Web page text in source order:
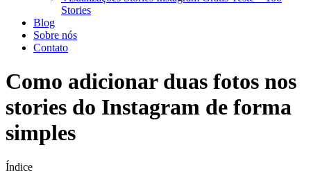
Stories
Blog
Sobre nós
Contato
Como adicionar duas fotos nos
stories do Instagram de forma
simples
Índice